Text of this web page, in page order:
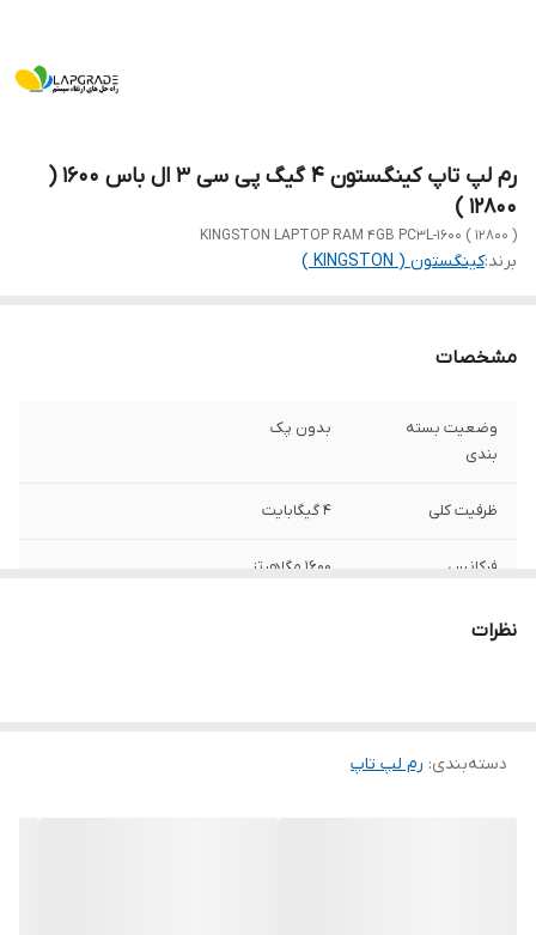
رم لپ تاپ کینگستون 4 گیگ پی سی 3 ال باس 1600 (
12800 )
KINGSTON LAPTOP RAM 4GB PC3L-1600 ( 12800 )
برند:کینگستون ( KINGSTON )
مشخصات
وضعیت بسته
بندی
بدون پک
ظرفیت کلی 4 گیگابایت
فرکانس 1600 مگاهرتز
تعداد ماژولنظرات
دسته‌بندی: رم لپ‌ تاپ